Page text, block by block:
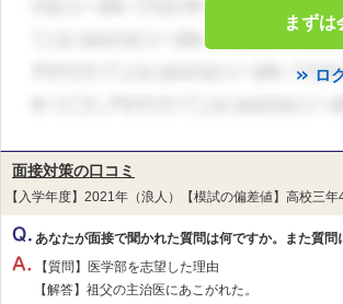
まずは
ロ
面接対策の口コミ
【入学年度】2021年（浪人）【模試の偏差値】高校三
あなたが面接で聞かれた質問は何ですか。また質
【質問】医学部を志望した理由
【解答】祖父の主治医にあこがれた。